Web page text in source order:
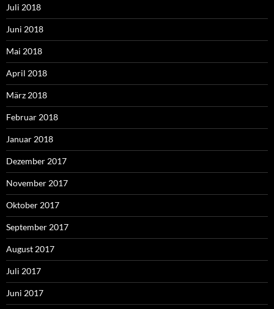
Juli 2018
Juni 2018
Mai 2018
April 2018
März 2018
Februar 2018
Januar 2018
Dezember 2017
November 2017
Oktober 2017
September 2017
August 2017
Juli 2017
Juni 2017